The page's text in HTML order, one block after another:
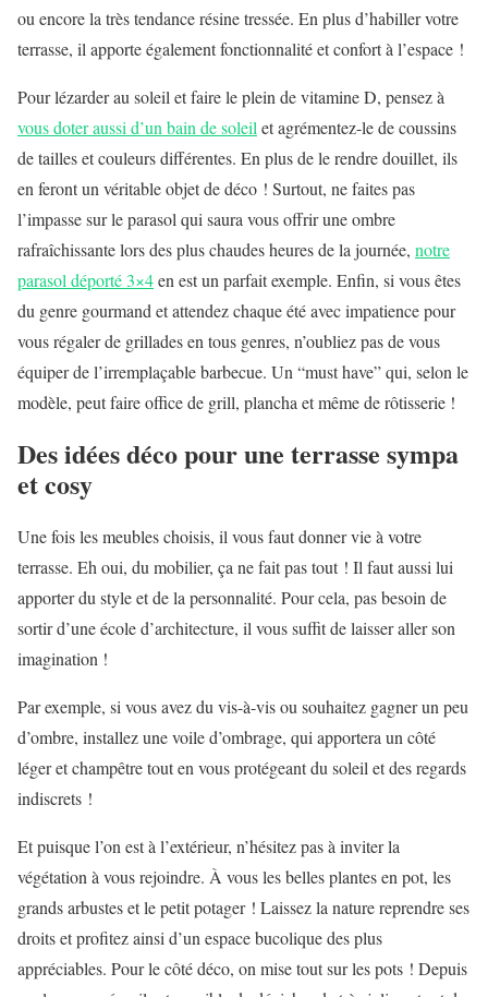
ou encore la très tendance résine tressée. En plus d’habiller votre
terrasse, il apporte également fonctionnalité et confort à l’espace !
Pour lézarder au soleil et faire le plein de vitamine D, pensez à
vous doter aussi d’un bain de soleil et agrémentez-le de coussins
de tailles et couleurs différentes. En plus de le rendre douillet, ils
en feront un véritable objet de déco ! Surtout, ne faites pas
l’impasse sur le parasol qui saura vous offrir une ombre
rafraîchissante lors des plus chaudes heures de la journée, notre
parasol déporté 3×4en est un parfait exemple. Enfin, si vous êtes
du genre gourmand et attendez chaque été avec impatience pour
vous régaler de grillades en tous genres, n’oubliez pas de vous
équiper de l’irremplaçable barbecue. Un “must have” qui, selon le
modèle, peut faire office de grill, plancha et même de rôtisserie !
Des idées déco pour une terrasse sympa
et cosy
Une fois les meubles choisis, il vous faut donner vie à votre
terrasse. Eh oui, du mobilier, ça ne fait pas tout ! Il faut aussi lui
apporter du style et de la personnalité. Pour cela, pas besoin de
sortir d’une école d’architecture, il vous suffit de laisser aller son
imagination !
Par exemple, si vous avez du vis-à-vis ou souhaitez gagner un peu
d’ombre, installez une voile d’ombrage, qui apportera un côté
léger et champêtre tout en vous protégeant du soleil et des regards
indiscrets !
Et puisque l’on est à l’extérieur, n’hésitez pas à inviter la
végétation à vous rejoindre. À vous les belles plantes en pot, les
grands arbustes et le petit potager ! Laissez la nature reprendre ses
droits et profitez ainsi d’un espace bucolique des plus
appréciables. Pour le côté déco, on mise tout sur les pots ! Depuis